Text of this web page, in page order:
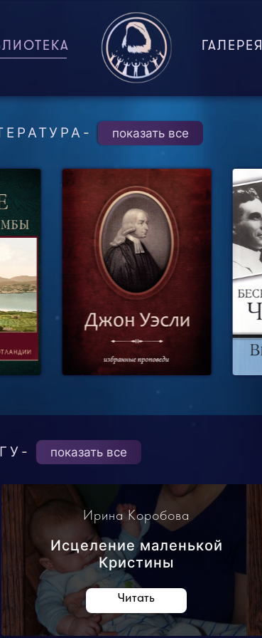
(CURRENT) ГАЛЕРЕЯ
- показать все
- показать все
Ирина Коробова
Исцеление маленькой
Кристины
Читать